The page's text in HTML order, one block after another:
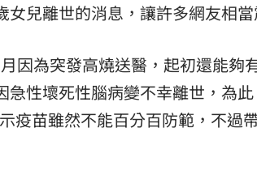
女兒離世的消息，讓許多網友相當
因為突發高燒送醫，起初還能夠
性壞死性腦病變不幸離世，為
疫苗雖然不能百分百防範，不過